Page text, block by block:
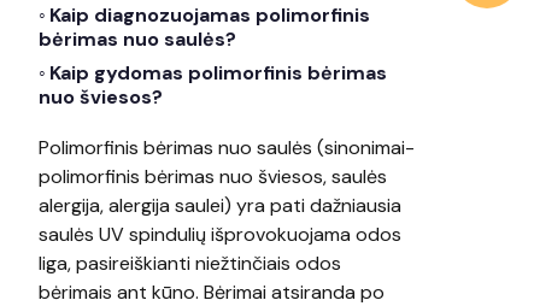
Kaip diagnozuojamas polimorfinis
bėrimas nuo saulės?
Kaip gydomas polimorfinis bėrimas
nuo šviesos?
Polimorfinis bėrimas nuo saulės (sinonimai-
polimorfinis bėrimas nuo šviesos, saulės
alergija, alergija saulei) yra pati dažniausia
saulės UV spindulių išprovokuojama odos
liga, pasireiškianti niežtinčiais odos
bėrimais ant kūno. Bėrimai atsiranda po